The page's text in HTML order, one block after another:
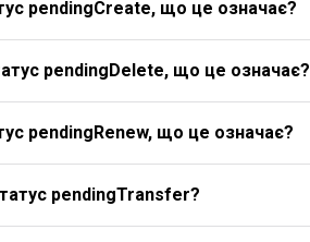
pendingCreate, що це означає?
pendingDelete, що це означає?
pendingRenew, що це означає?
pendingTransfer?